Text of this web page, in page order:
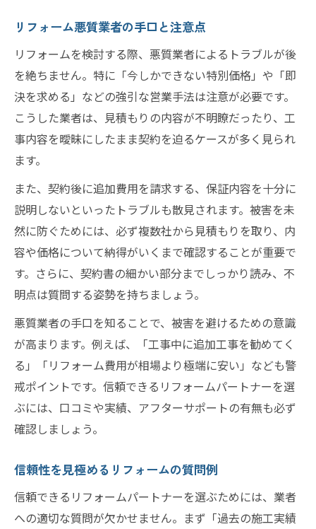
リフォーム悪質業者の手口と注意点
リフォームを検討する際、悪質業者によるトラブルが後
を絶ちません。特に「今しかできない特別価格」や「即
決を求める」などの強引な営業手法は注意が必要です。
こうした業者は、見積もりの内容が不明瞭だったり、工
事内容を曖昧にしたまま契約を迫るケースが多く見られ
ます。
また、契約後に追加費用を請求する、保証内容を十分に
説明しないといったトラブルも散見されます。被害を未
然に防ぐためには、必ず複数社から見積もりを取り、内
容や価格について納得がいくまで確認することが重要で
す。さらに、契約書の細かい部分までしっかり読み、不
明点は質問する姿勢を持ちましょう。
悪質業者の手口を知ることで、被害を避けるための意識
が高まります。例えば、「工事中に追加工事を勧めてく
る」「リフォーム費用が相場より極端に安い」なども警
戒ポイントです。信頼できるリフォームパートナーを選
ぶには、口コミや実績、アフターサポートの有無も必ず
確認しましょう。
信頼性を見極めるリフォームの質問例
信頼できるリフォームパートナーを選ぶためには、業者
への適切な質問が欠かせません。まず「過去の施工実績